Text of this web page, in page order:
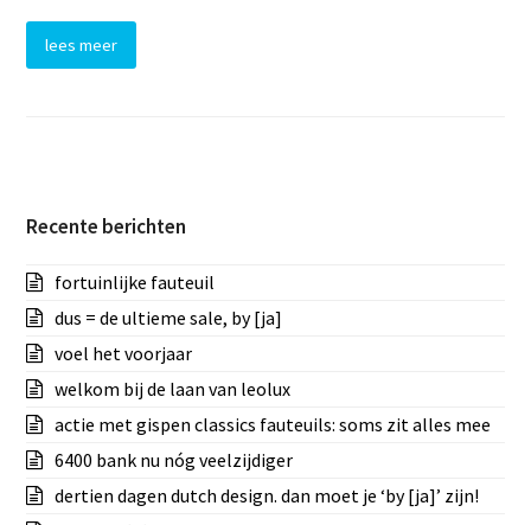
lees meer
Recente berichten
fortuinlijke fauteuil
dus = de ultieme sale, by [ja]
voel het voorjaar
welkom bij de laan van leolux
actie met gispen classics fauteuils: soms zit alles mee
6400 bank nu nóg veelzijdiger
dertien dagen dutch design. dan moet je ‘by [ja]’ zijn!